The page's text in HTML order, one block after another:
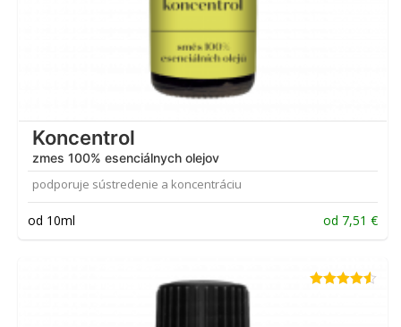
Koncentrol
zmes 100% esenciálnych olejov
podporuje sústredenie a koncentráciu
od 10ml od 7,51 €